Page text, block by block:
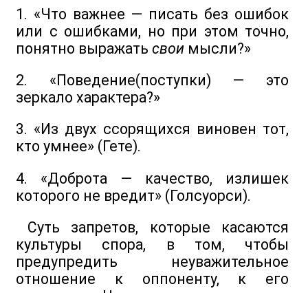
1. «Что важнее — писать без ошибок
или с ошибками, но при этом точно,
понятно выражать свои мысли?»
2. «Поведение(поступки) — это
зеркало характера?»
3. «Из двух ссорящихся виновен тот,
кто умнее» (Гете).
4. «Доброта — качество, излишек
которого не вредит» (Голсуорси).
Суть запретов, которые касаются
культуры спора, в том, чтобы
предупредить неуважительное
отношение к оппоненту, к его